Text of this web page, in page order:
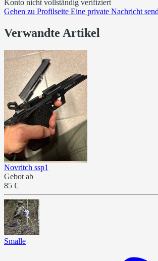
Konto nicht vollständig verifiziert
Gehen zu Profilseite Eine private Nachricht
Verwandte Artikel
Novritch ssp1
Gebot ab
85 €
Smalle